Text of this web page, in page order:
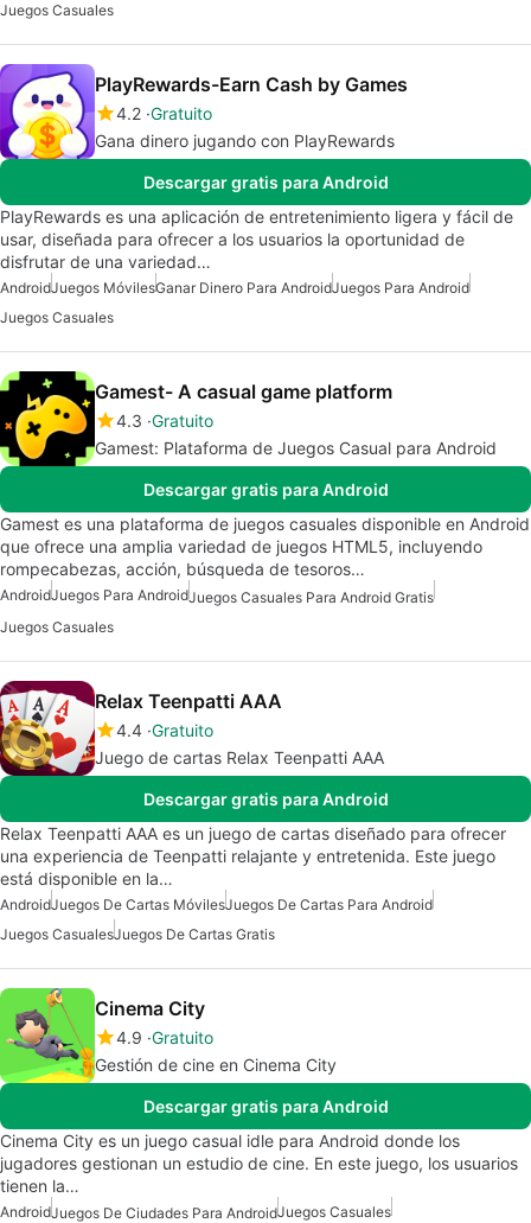
Juegos Casuales
PlayRewards-Earn Cash by Games
4.2 Gratuito
Gana dinero jugando con PlayRewards
Descargar gratis para Android
PlayRewards es una aplicación de entretenimiento ligera y fácil de
usar, diseñada para ofrecer a los usuarios la oportunidad de
disfrutar de una variedad…
AndroidJuegos MóvilesGanar Dinero Para AndroidJuegos Para Android
Juegos Casuales
Gamest- A casual game platform
4.3 Gratuito
Gamest: Plataforma de Juegos Casual para Android
Descargar gratis para Android
Gamest es una plataforma de juegos casuales disponible en Android
que ofrece una amplia variedad de juegos HTML5, incluyendo
rompecabezas, acción, búsqueda de tesoros…
AndroidJuegos Para AndroidJuegos Casuales Para Android Gratis
Juegos Casuales
Relax Teenpatti AAA
4.4 Gratuito
Juego de cartas Relax Teenpatti AAA
Descargar gratis para Android
Relax Teenpatti AAA es un juego de cartas diseñado para ofrecer
una experiencia de Teenpatti relajante y entretenida. Este juego
está disponible en la…
AndroidJuegos De Cartas MóvilesJuegos De Cartas Para Android
Juegos CasualesJuegos De Cartas Gratis
Cinema City
4.9 Gratuito
Gestión de cine en Cinema City
Descargar gratis para Android
Cinema City es un juego casual idle para Android donde los
jugadores gestionan un estudio de cine. En este juego, los usuarios
tienen la…
AndroidJuegos De Ciudades Para AndroidJuegos Casuales